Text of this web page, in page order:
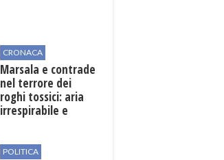
CRONACA
Marsala e contrade
nel terrore dei
roghi tossici: aria
irrespirabile e
POLITICA